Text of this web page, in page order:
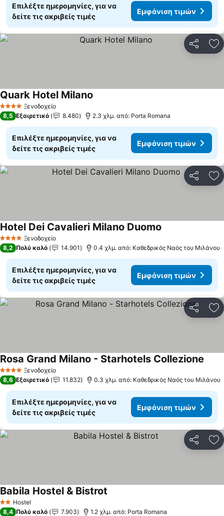
Επιλέξτε ημερομηνίες, για να
δείτε τις ακριβείς τιμές
Εμφάνιση τιμών
4 ΑστέριαΞενοδοχείο
Quark Hotel Milano
8,5 Εξαιρετικό 8.480 2.3 χλμ. από: Porta Romana
Επιλέξτε ημερομηνίες, για να
δείτε τις ακριβείς τιμές
Εμφάνιση τιμών
4 ΑστέριαΞενοδοχείο
Hotel Dei Cavalieri Milano Duomo
8,2 Πολύ καλό 14.901 0.4 χλμ. από: Καθεδρικός Ναός του Μιλάνου
Επιλέξτε ημερομηνίες, για να
δείτε τις ακριβείς τιμές
Εμφάνιση τιμών
4 ΑστέριαΞενοδοχείο
Rosa Grand Milano - Starhotels Collezione
8,6 Εξαιρετικό 11.832 0.3 χλμ. από: Καθεδρικός Ναός του Μιλάνου
Επιλέξτε ημερομηνίες, για να
δείτε τις ακριβείς τιμές
Εμφάνιση τιμών
2 Αστέρια
Hostel
Babila Hostel & Bistrot
8,4 Πολύ καλό 7.903 1.2 χλμ. από: Porta Romana